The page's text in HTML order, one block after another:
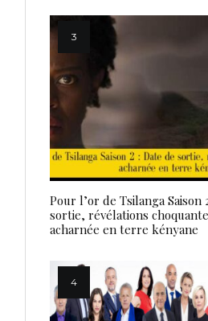
Pour l’or de Tsilanga Saison
sortie, révélations
acharnée en terre kényane